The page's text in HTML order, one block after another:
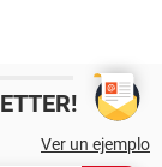
Ver un ejemplo